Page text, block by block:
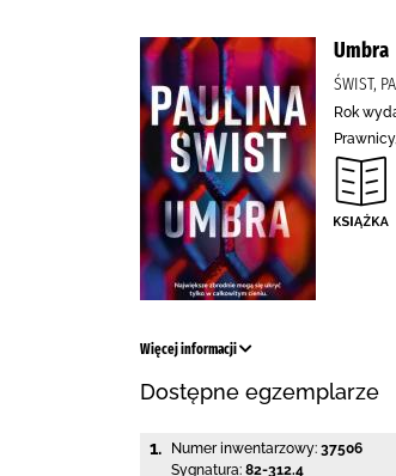
Umbra
ŚWIST,
Rok
Więcej informacji
Dostępne egzemplarze
1. Numer inwentarzowy: 37506
Sygnatura: 82-312.4